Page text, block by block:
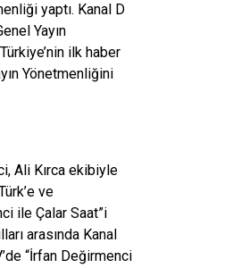
yaptı. Kanal D
Yayın
ilk haber
Yönetmenliğini
Ali Kırca ekibiyle
ve
ile Çalar Saat”i
arasında Kanal
“İrfan Değirmenci